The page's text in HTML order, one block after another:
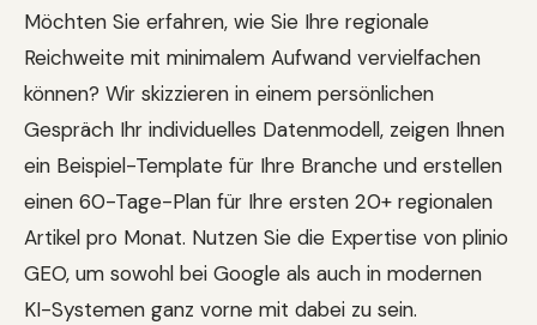
Möchten Sie erfahren, wie Sie Ihre regionale
Reichweite mit minimalem Aufwand vervielfachen
können? Wir skizzieren in einem persönlichen
Gespräch Ihr individuelles Datenmodell, zeigen Ihnen
ein Beispiel-Template für Ihre Branche und erstellen
einen 60-Tage-Plan für Ihre ersten 20+ regionalen
Artikel pro Monat. Nutzen Sie die Expertise von plinio
GEO, um sowohl bei Google als auch in modernen
KI-Systemen ganz vorne mit dabei zu sein.